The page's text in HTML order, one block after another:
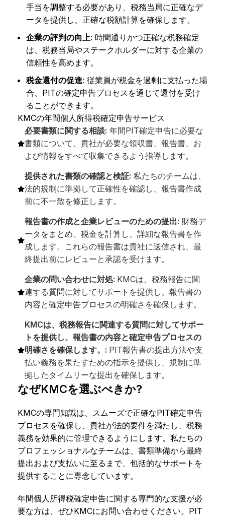
手当を調整する必要があり、税務当局に正確なデ
ータを提供し、正確な税額計算を確保します。
企業の評判の向上: 時間通りかつ正確な税務確定
は、税務当局やステークホルダーに対する企業の
信頼性を高めます。
税金還付の促進: 従業員が税金を過剰に支払った場
合、PITの確定申告プロセスを通じて還付を受け
ることができます。
KMCの年間個人所得税確定申告サービス
必要書類に関する相談: 年間PIT確定申告に必要な
書類について、貴社が必要な領収書、報告書、お
よび情報をすべて収集できるよう指導します。
提供された書類の確認と検証: 私たちのチームは、
法的規制に準拠して正確性を確認し、報告書作成
前に不一致を修正します。
報告書の作成と企業レビューのための提出: 財務デ
ータをまとめ、税金を計算し、詳細な報告書を作
成します。これらの報告書は貴社に送信され、最
終提出前にレビューと承認を受けます。
企業の問い合わせに対処: KMCは、税務報告に関
連する質問に対してサポートを提供し、報告書の
内容と確定申告プロセスの明確さを確保します。
KMCは、税務報告に関連する質問に対してサポー
トを提供し、報告書の内容と確定申告プロセスの
明確さを確保します。: PIT報告書の提出方法や支
払い義務を果たすための指示を提供し、規制に準
拠したタイムリーな提出を確保します。
なぜKMCを選ぶべきか?
KMCの専門知識は、スムーズで正確なPIT確定申告
プロセスを確保し、貴社が法的要件を満たし、税務
義務を効果的に管理できるようにします。私たちの
プロフェッショナルなチームは、書類準備から最終
提出および支払いに至るまで、包括的なサポートを
提供することに専念しています。
年間個人所得税確定申告に関する専門的な支援が必
要な方は、ぜひKMCにお問い合わせください。PIT